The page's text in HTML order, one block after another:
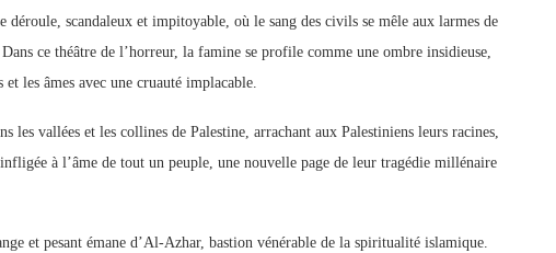
déroule, scandaleux et impitoyable, où le sang des civils se mêle aux larmes de
ce théâtre de l’horreur, la famine se profile comme une ombre insidieuse,
les âmes avec une cruauté implacable.
les vallées et les collines de Palestine, arrachant aux Palestiniens leurs racines,
à l’âme de tout un peuple, une nouvelle page de leur tragédie millénaire
et pesant émane d’Al-Azhar, bastion vénérable de la spiritualité islamique.